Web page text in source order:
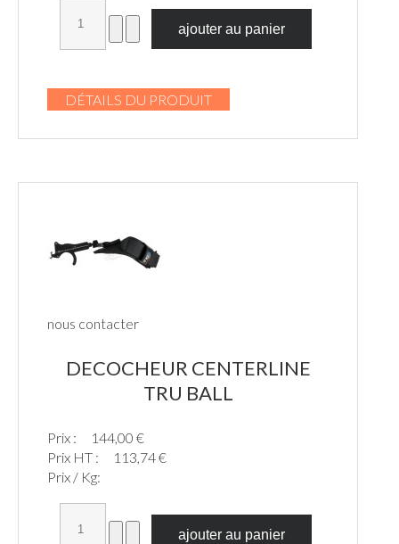
DÉTAILS DU PRODUIT
nous contacter
DECOCHEUR CENTERLINE
TRU BALL
Prix :
144,00 €
Prix HT :
113,74 €
Prix / Kg: